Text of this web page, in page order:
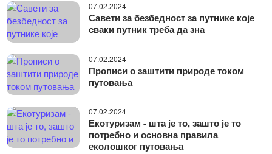
07.02.2024
Савети за безбедност за путнике које
сваки путник треба да зна
07.02.2024
Прописи о заштити природе током
путовања
07.02.2024
Екотуризам - шта је то, зашто је то
потребно и основна правила
еколошког путовања